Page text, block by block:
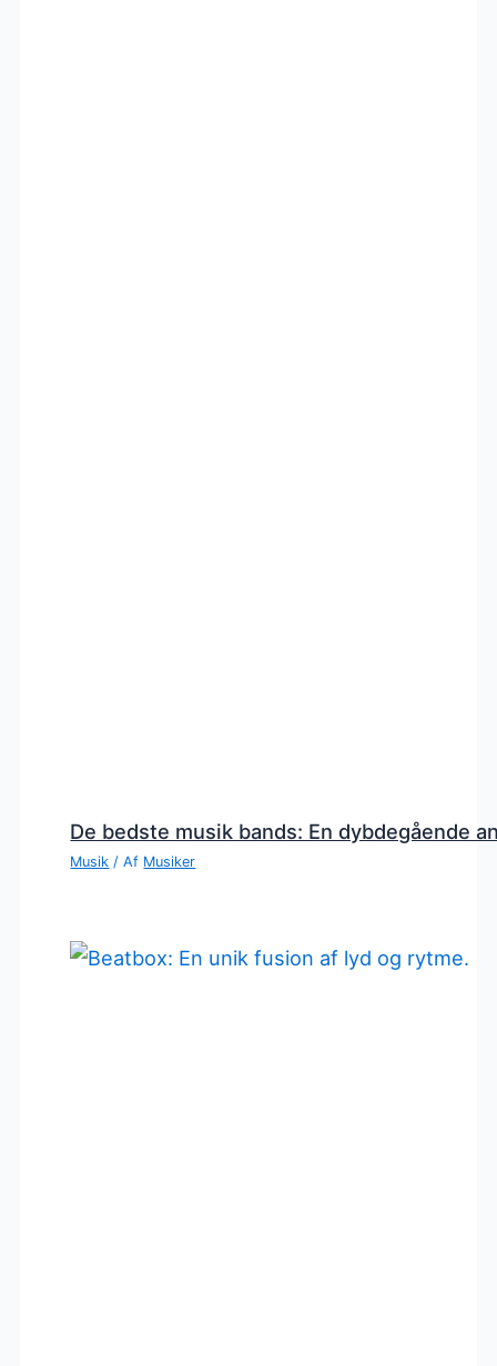
De bedste musik bands: En dybdegående
Musik / Af Musiker